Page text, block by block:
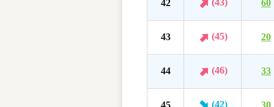
42 (43) 60
43 (45) 20
44 (46) 33
45 (42) 30